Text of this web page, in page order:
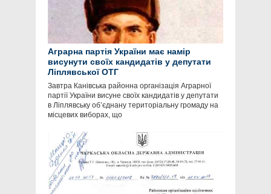
Аграрна партія України має намір
висунути своїх кандидатів у депутати
Ліплявської ОТГ
Завтра Канівська районна організація Аграрної
партії України висуне своїх кандидатів у депутати
в Ліплявську об’єднану територіальну громаду на
місцевих виборах, що